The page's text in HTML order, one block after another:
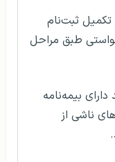
ثبت‌نام
طبق مراحل
بیمه‌نامه
ناشی از